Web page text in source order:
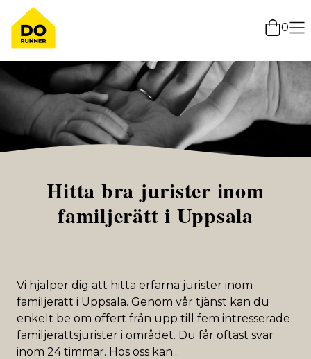
0
Hitta bra jurister inom
familjerätt i Uppsala
Vi hjälper dig att hitta erfarna jurister inom
familjerätt i Uppsala. Genom vår tjänst kan du
enkelt be om offert från upp till fem intresserade
familjerättsjurister i området. Du får oftast svar
inom 24 timmar. Hos oss kan...